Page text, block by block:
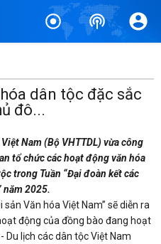
dân tộc đặc sắc
đô...
Nam (Bộ VHTTDL) vừa công
tổ chức các hoạt động văn hóa
trong Tuần “Đại đoàn kết các
năm 2025.
Văn hóa Việt Nam” sẽ diễn ra
động của đồng bào đang hoạt
Du lịch các dân tộc Việt Nam